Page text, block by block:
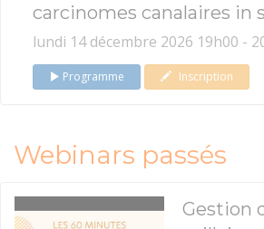
carcinomes canalaires in
lundi 14 décembre 2026 19h00 -
Programme Inscription
Webinars passés
Gestion